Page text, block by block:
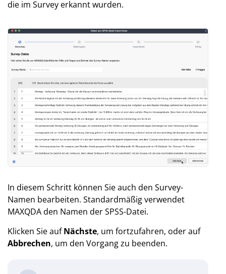
die im Survey erkannt wurden.
In diesem Schritt können Sie auch den Survey-
Namen bearbeiten. Standardmäßig verwendet
MAXQDA den Namen der SPSS-Datei.
Klicken Sie aufNächste, um fortzufahren, oder auf
Abbrechen, um den Vorgang zu beenden.